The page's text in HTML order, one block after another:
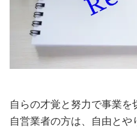
自らの才覚と努力で事業
自営業者の方は、自由と